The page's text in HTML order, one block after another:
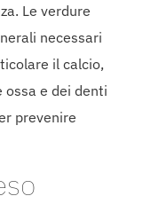
Le verdure
necessari
il calcio,
e dei denti
prevenire